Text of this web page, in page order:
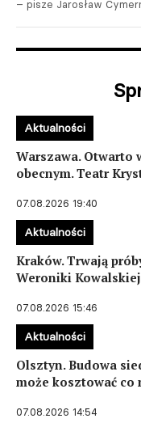
– pisze Jarosław
Warszawa. Otwarto
obecnym. Teatr
07.08.2026 19:40
Aktualności
Kraków. Trwają
Weroniki Kowalskiej
07.08.2026 15:46
Aktualności
Olsztyn. Budowa
może kosztować co
07.08.2026 14:54
Aktualności